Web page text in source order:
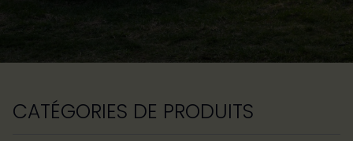
CATÉGORIES DE PRODUITS